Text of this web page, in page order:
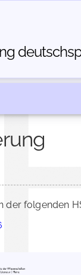
der folgenden